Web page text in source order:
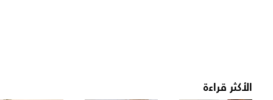
الأكثر قراءة